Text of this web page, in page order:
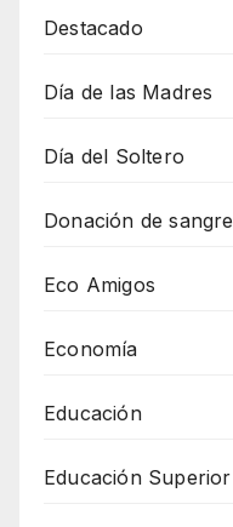
Destacado
Día de las Madres
Día del Soltero
Donación de sangre
Eco Amigos
Economía
Educación
Educación Superior